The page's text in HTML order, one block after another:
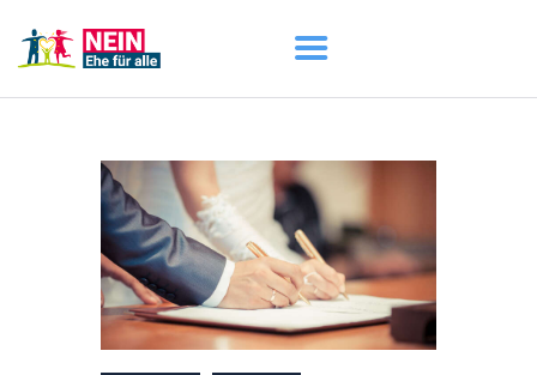
START
AKTUELL
DARUM GEHT ES
ÜBER UNS
DOWNLOADS